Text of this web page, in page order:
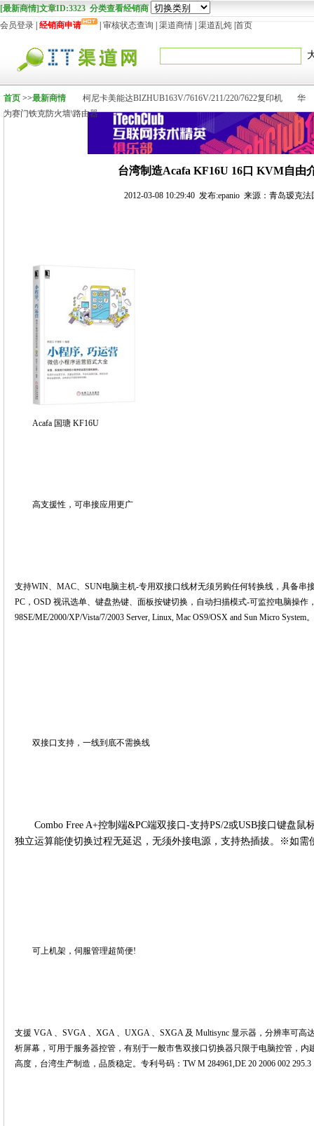
[最新商情]文章ID:3323 分类查看经销商
会员登录 经销商申请 审核状态查询 渠道商情 渠道乱炖 首页
首页 >>最新商情 柯尼卡美能达BIZHUB163V/7616V/211/220/7622复印机
华
为赛门铁克防火墙\路由器
台湾制造Acafa KF16U 16口 KVM自由
2012-03-08 10:29:40 发布:epanio 来源：青岛瑷克
Acafa 国瑭 KF16U
高支援性，可串接应用更广
支持WIN、MAC、SUN电脑主机-专用双接口线材无须另购任何转换线，具备串
PC， OSD 视讯选单、键盘热键、面板按键切换 ，自动扫描模式-可监控电脑操作
98SE/ME/2000/XP/Vista/7/2003 Server, Linux, Mac OS9/OSX and Sun Micro System。
双接口支持，一线到底不需换线
Combo Free A+控制端&PC端双接口-支持PS/2或USB接口键盘
独立运算能使切换过程无延迟， 无须外接电源，支持热插拔 。 ※如需
可上机架，伺服管理超简便!
支援 VGA 、SVGA 、XGA 、UXGA 、SXGA 及 Multisync 显示器，分辨率可高
析屏幕 ， 可用于服务器控管，有别于一般市售双接口切换器只限于电脑控管 ，内
高度 ，台湾生产制造，品质稳定。专利号码：TW M 284961,DE 20 2006 002 295.3